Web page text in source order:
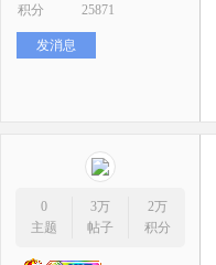
积分 25871
发消息
0
主题
3万
帖子
2万
积分